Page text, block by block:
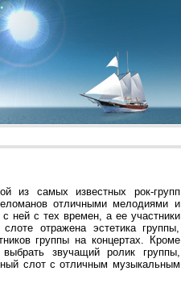
из самых известных рок-групп
отличными мелодиями и
ней с тех времен, а ее участники
отражена эстетика группы,
группы на концертах. Кроме
звучащий ролик группы,
слот с отличным музыкальным